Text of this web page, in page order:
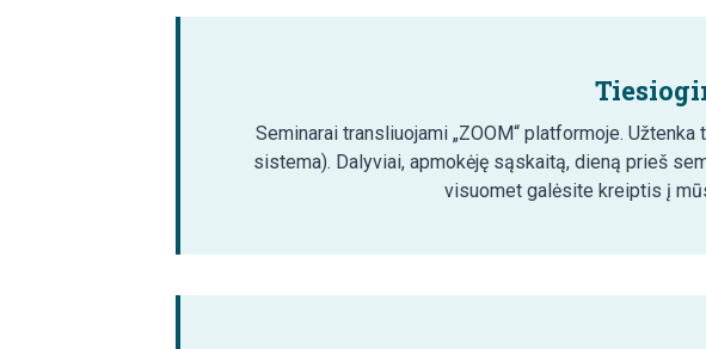
Seminarai transliuojami „ZOOM“ platformoje.
sistema). Dalyviai, apmokėję sąskaitą, dieną prieš
visuomet galėsite kreiptis į